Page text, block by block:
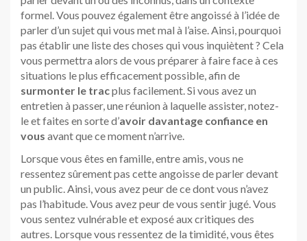
formel. Vous pouvez également être angoissé à l’idée de
parler d’un sujet qui vous met mal à l’aise. Ainsi, pourquoi
pas établir une liste des choses qui vous inquiètent ? Cela
vous permettra alors de vous préparer à faire face à ces
situations le plus efficacement possible, afin de
surmonter le tracplus facilement. Si vous avez un
entretien à passer, une réunion à laquelle assister, notez-
le et faites en sorte d’avoir davantage confiance en
vous avant que ce moment n’arrive.
Lorsque vous êtes en famille, entre amis, vous ne
ressentez sûrement pas cette angoisse de parler devant
un public. Ainsi, vous avez peur de ce dont vous n’avez
pas l’habitude. Vous avez peur de vous sentir jugé. Vous
vous sentez vulnérable et exposé aux critiques des
autres. Lorsque vous ressentez de la timidité, vous êtes